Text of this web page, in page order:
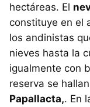
hectáreas. El
constituye en el
los andinistas
nieves hasta la
igualmente con
reserva se
Papallacta,. En